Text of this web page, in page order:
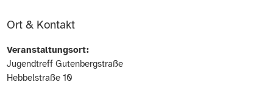
Ort & Kontakt
Veranstaltungsort:
Jugendtreff Gutenbergstraße
Hebbelstraße 10